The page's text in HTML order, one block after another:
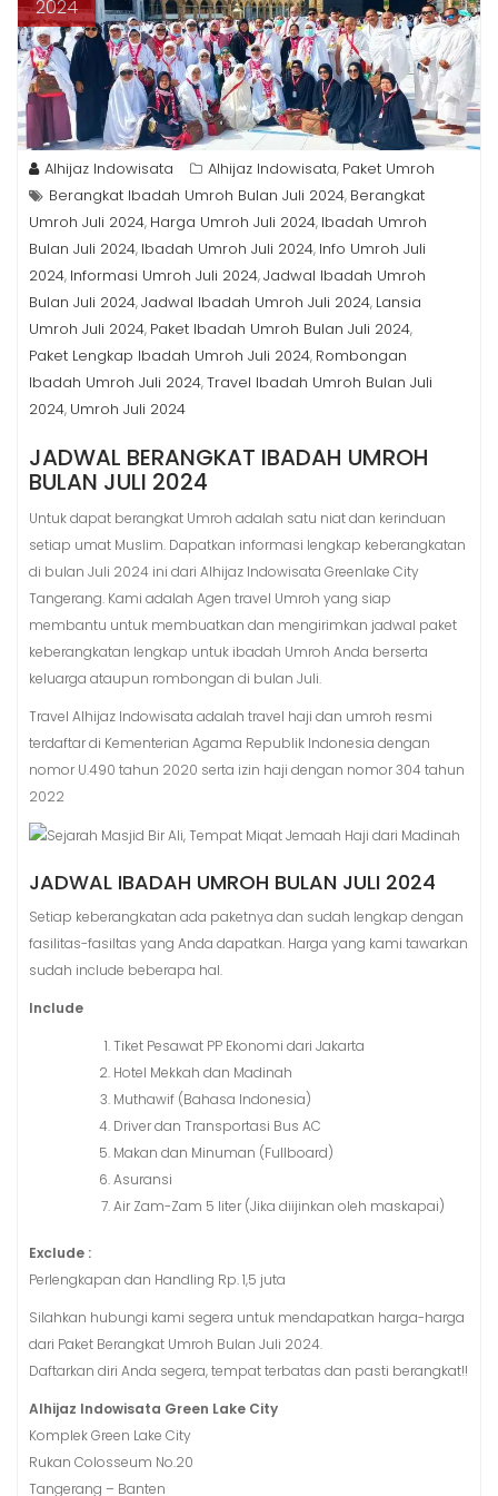
2024
Alhijaz Indowisata Alhijaz Indowisata, Paket Umroh
Berangkat Ibadah Umroh Bulan Juli 2024, Berangkat
Umroh Juli 2024, Harga Umroh Juli 2024, Ibadah Umroh
Bulan Juli 2024, Ibadah Umroh Juli 2024, Info Umroh Juli
2024, Informasi Umroh Juli 2024,Jadwal Ibadah Umroh
Bulan Juli 2024,Jadwal Ibadah Umroh Juli 2024, Lansia
Umroh Juli 2024, Paket Ibadah Umroh Bulan Juli 2024,
Paket Lengkap Ibadah Umroh Juli 2024, Rombongan
Ibadah Umroh Juli 2024,Travel Ibadah Umroh Bulan Juli
2024, Umroh Juli 2024
JADWAL BERANGKAT IBADAH UMROH
BULAN JULI 2024
Untuk dapat berangkat Umroh adalah satu niat dan kerinduan
setiap umat Muslim. Dapatkan informasi lengkap keberangkatan
di bulan Juli 2024 ini dari Alhijaz Indowisata Greenlake City
Tangerang. Kami adalah Agen travel Umroh yang siap
membantu untuk membuatkan dan mengirimkan jadwal paket
keberangkatan lengkap untuk ibadah Umroh Anda berserta
keluarga ataupun rombongan di bulan Juli.
Travel Alhijaz Indowisata adalah travel haji dan umroh resmi
terdaftar di Kementerian Agama Republik Indonesia dengan
nomor U.490 tahun 2020 serta izin haji dengan nomor 304 tahun
2022
JADWAL IBADAH UMROH BULAN JULI 2024
Setiap keberangkatan ada paketnya dan sudah lengkap dengan
fasilitas-fasiltas yang Anda dapatkan. Harga yang kami tawarkan
sudah include beberapa hal.
Include
Tiket Pesawat PP Ekonomi dari Jakarta
Hotel Mekkah dan Madinah
Muthawif (Bahasa Indonesia)
Driver dan Transportasi Bus AC
Makan dan Minuman (Fullboard)
Asuransi
Air Zam-Zam 5 liter (Jika diijinkan oleh maskapai)
Exclude :
Perlengkapan dan Handling Rp. 1,5 juta
Silahkan hubungi kami segera untuk mendapatkan harga-harga
dari Paket Berangkat Umroh Bulan Juli 2024.
Daftarkan diri Anda segera, tempat terbatas dan pasti berangkat!!
Alhijaz Indowisata Green Lake City
Komplek Green Lake City
Rukan Colosseum No.20
Tangerang – Banten